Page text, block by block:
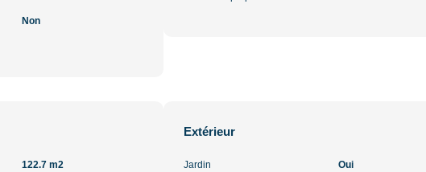
Non
122.7 m2
Extérieur
Jardin Oui